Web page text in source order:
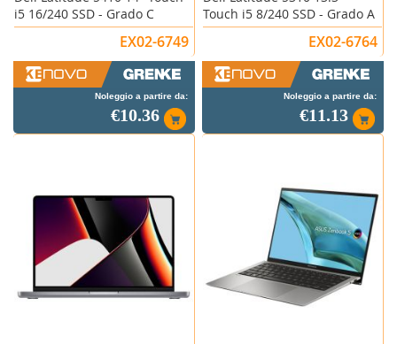
i5 16/240 SSD - Grado C
EX02-6749
Noleggio a partire da:
€10.36
Touch i5 8/240 SSD - Grado A
EX02-6764
Noleggio a partire da:
€11.13